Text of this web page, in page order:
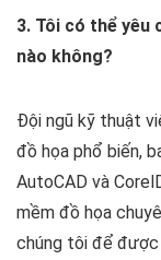
3. Tôi có thể yêu
nào không?
Đội ngũ kỹ thuật
đồ họa phổ biến,
AutoCAD và
mềm đồ họa
chúng tôi để được